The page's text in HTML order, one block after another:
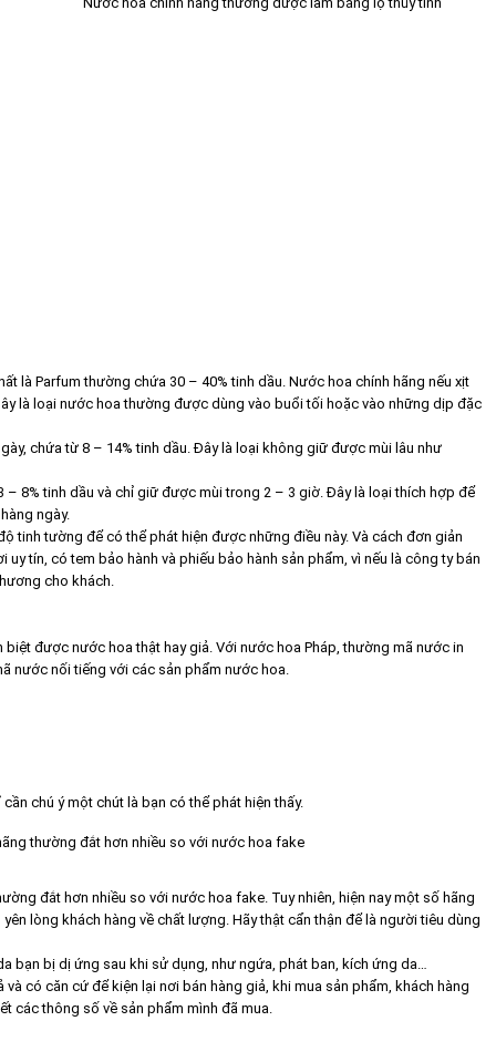
là Parfum thường chứa 30 – 40% tinh dầu. Nước hoa chính hãng nếu xịt
là loại nước hoa thường được dùng vào buổi tối hoặc vào những dịp đặc
chứa từ 8 – 14% tinh dầu. Đây là loại không giữ được mùi lâu như
– 8% tinh dầu và chỉ giữ được mùi trong 2 – 3 giờ. Đây là loại thích hợp để
ngày.
tinh tường để có thể phát hiện được những điều này. Và cách đơn giản
tín, có tem bảo hành và phiếu bảo hành sản phẩm, vì nếu là công ty bán
cho khách.
được nước hoa thật hay giả. Với nước hoa Pháp, thường mã nước in
nước nối tiếng với các sản phẩm nước hoa.
chú ý một chút là bạn có thể phát hiện thấy.
thường đắt hơn nhiều so với nước hoa fake
đắt hơn nhiều so với nước hoa fake. Tuy nhiên, hiện nay một số hãng
lòng khách hàng về chất lượng. Hãy thật cẩn thận để là người tiêu dùng
bạn bị dị ứng sau khi sử dụng, như ngứa, phát ban, kích ứng da…
có căn cứ để kiện lại nơi bán hàng giả, khi mua sản phẩm, khách hàng
các thông số về sản phẩm mình đã mua.